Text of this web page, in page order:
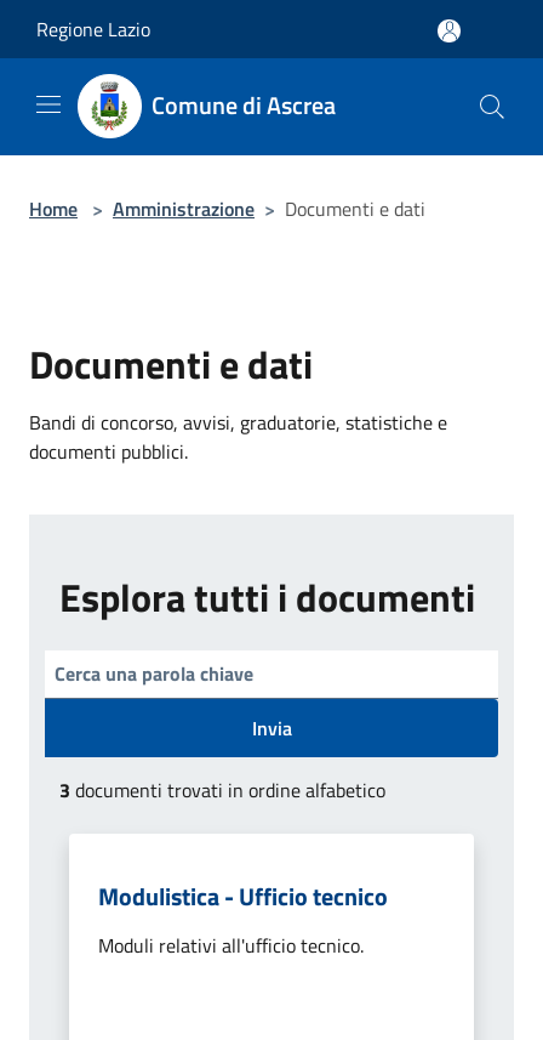
Regione Lazio
Comune di Ascrea
Home > Amministrazione > Documenti e dati
Documenti e dati
Bandi di concorso, avvisi, graduatorie, statistiche e
documenti pubblici.
Esplora tutti i documenti
Invia
3 documenti trovati in ordine alfabetico
Modulistica - Ufficio tecnico
Moduli relativi all'ufficio tecnico.